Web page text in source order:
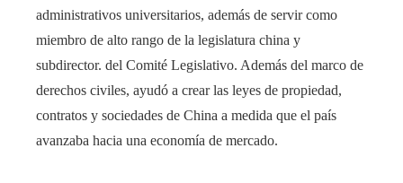
administrativos universitarios, además de servir como
miembro de alto rango de la legislatura china y
subdirector. del Comité Legislativo. Además del marco de
derechos civiles, ayudó a crear las leyes de propiedad,
contratos y sociedades de China a medida que el país
avanzaba hacia una economía de mercado.